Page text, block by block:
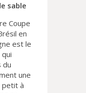
sable
Coupe
en
est le
du
une
petit à